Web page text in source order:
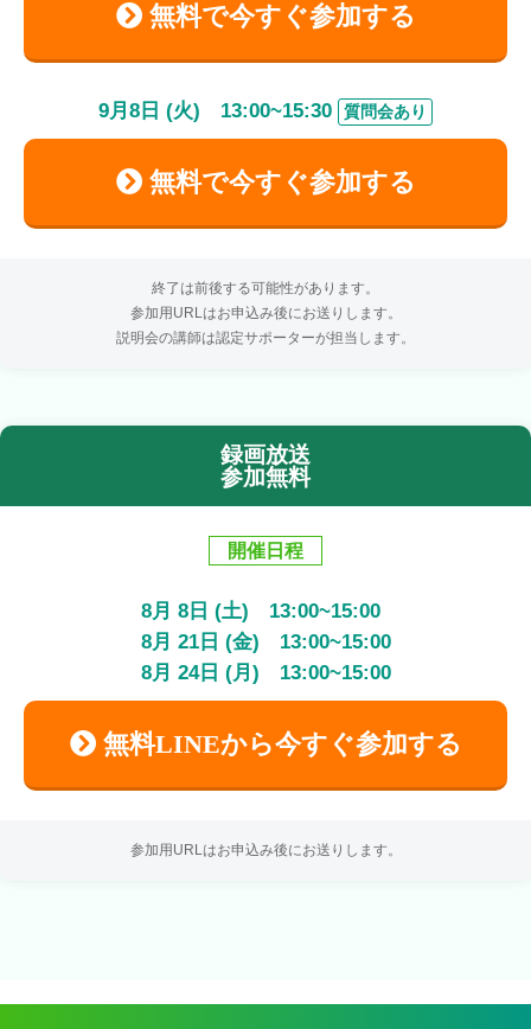
無料で今すぐ参加する
9月 8 日 (火) 13:00~15:30 質問会あり
無料で今すぐ参加する
終了は前後する可能性があります。
参加用URLはお申込み後にお送りします。
説明会の講師は認定サポーターが担当します。
録画放送
参加無料
開催日程
8月 8日 (土) 13:00~15:00
8月 21日 (金) 13:00~15:00
8月 24日 (月) 13:00~15:00
無料LINEから今すぐ参加する
参加用URLはお申込み後にお送りします。